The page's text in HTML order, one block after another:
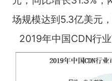
场规模达到5.3亿美元，
2019年中国CDN行